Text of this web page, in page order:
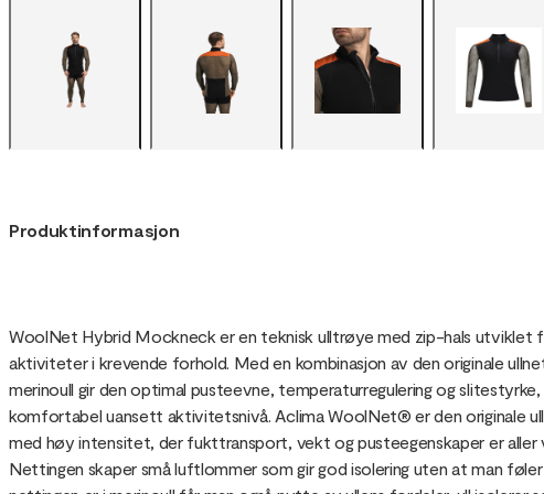
Produktinformasjon
WoolNet Hybrid Mockneck er en teknisk ulltrøye med zip-hals utviklet
aktiviteter i krevende forhold. Med en kombinasjon av den originale
merinoull gir den optimal pusteevne, temperaturregulering og
komfortabel uansett aktivitetsnivå. Aclima WoolNet® er den originale
med høy intensitet, der fukttransport, vekt og pusteegenskaper er aller
Nettingen skaper små luftlommer som gir god isolering uten at man